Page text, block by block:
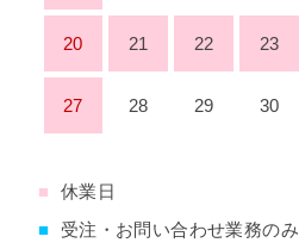
20 21 22 23
27 28 29 30
■
休業日
■
受注・お問い合わせ業務のみ